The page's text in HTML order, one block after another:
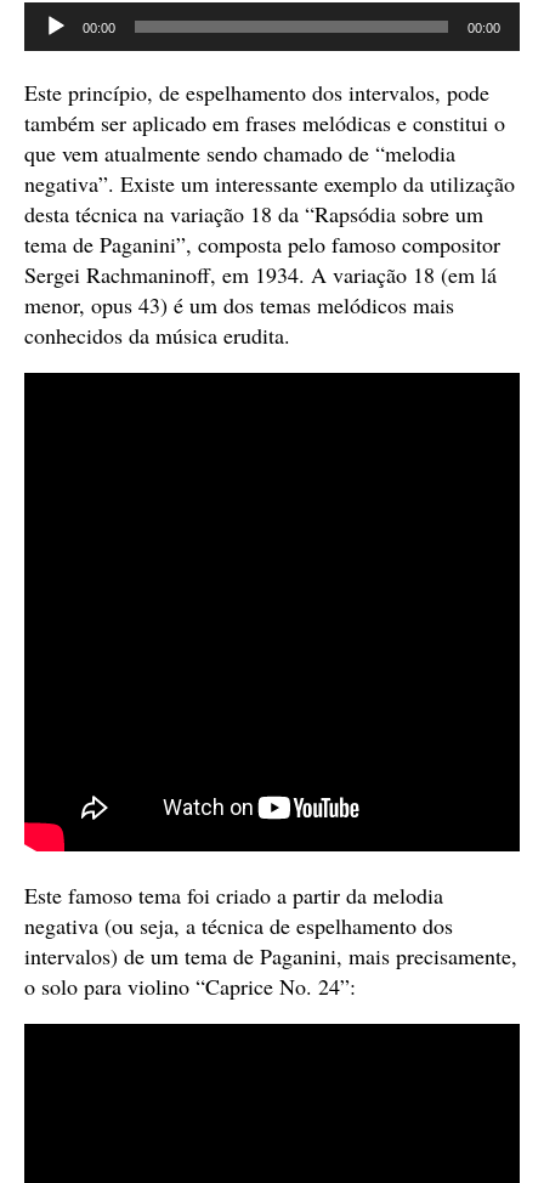
Tocador
de
00:00 00:00
Este princípio, de espelhamento dos intervalos, pode
também ser aplicado em frases melódicas e constitui o
que vem atualmente sendo chamado de “melodia
negativa”. Existe um interessante exemplo da utilização
desta técnica na variação 18 da “Rapsódia sobre um
tema de Paganini”, composta pelo famoso compositor
Sergei Rachmaninoff, em 1934. A variação 18 (em lá
menor, opus 43) é um dos temas melódicos mais
conhecidos da música erudita.
Este famoso tema foi criado a partir da melodia
negativa (ou seja, a técnica de espelhamento dos
intervalos) de um tema de Paganini, mais precisamente,
o solo para violino “Caprice No. 24”: